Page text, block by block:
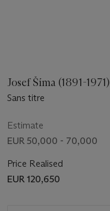
Josef Šíma (1891-1971)
Sans titre
Estimate
EUR 50,000 - 70,000
Price Realised
EUR 120,650